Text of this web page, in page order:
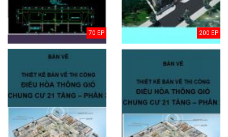
70 EP 200 EP